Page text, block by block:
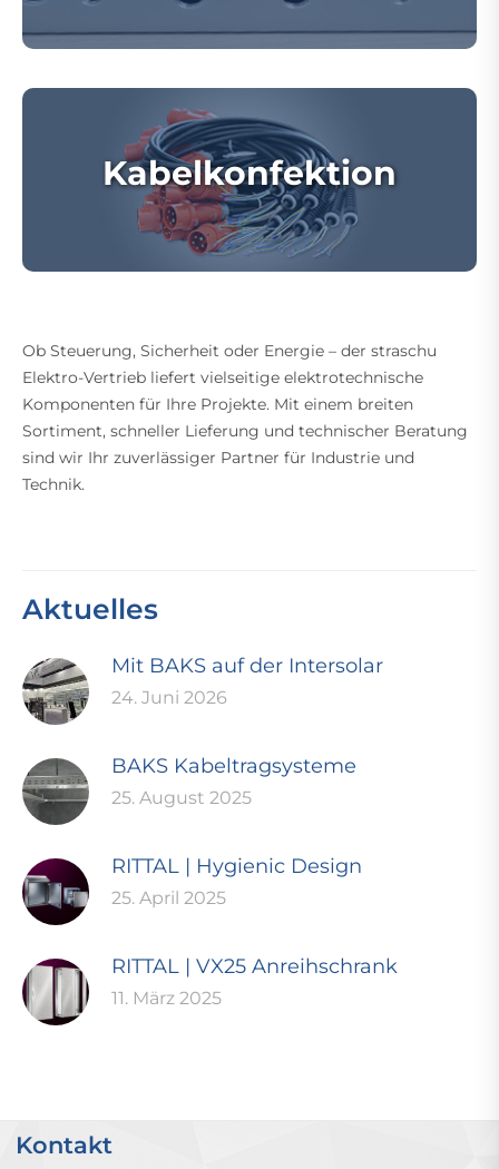
Kabelkonfektion
Ob Steuerung, Sicherheit oder Energie – der straschu
Elektro-Vertrieb liefert vielseitige elektrotechnische
Komponenten für Ihre Projekte. Mit einem breiten
Sortiment, schneller Lieferung und technischer Beratung
sind wir Ihr zuverlässiger Partner für Industrie und
Technik.
Aktuelles
Mit BAKS auf der Intersolar
24. Juni 2026
BAKS Kabeltragsysteme
25. August 2025
RITTAL | Hygienic Design
25. April 2025
RITTAL | VX25 Anreihschrank
11. März 2025
Kontakt